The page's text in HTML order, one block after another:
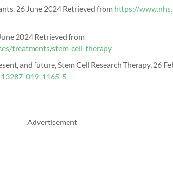
26 June 2024 Retrieved from https://
2024 Retrieved from
treatments/stem-cell-therapy
and future, Stem Cell Research Therapy, 26
019-1165-5
Advertisement